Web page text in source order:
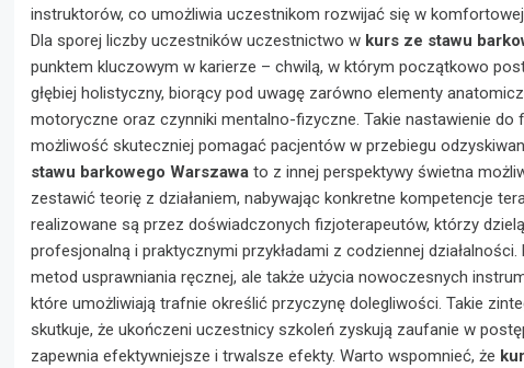
instruktorów, co umożliwia uczestnikom rozwijać się w
Dla sporej liczby uczestników uczestnictwo w kurs ze stawu
punktem kluczowym w karierze – chwilą, w którym początkowo
głębiej holistyczny, biorący pod uwagę zarówno elementy
motoryczne oraz czynniki mentalno-fizyczne. Takie nastawienie do
możliwość skuteczniej pomagać pacjentów w przebiegu
stawu barkowego Warszawa to z innej perspektywy świetna
zestawić teorię z działaniem, nabywając konkretne kompetencje
realizowane są przez doświadczonych fizjoterapeutów, którzy
profesjonalną i praktycznymi przykładami z codziennej
metod usprawniania ręcznej, ale także użycia nowoczesnych
które umożliwiają trafnie określić przyczynę dolegliwości. Takie
skutkuje, że ukończeni uczestnicy szkoleń zyskują zaufanie w
zapewnia efektywniejsze i trwalsze efekty. Warto wspomnieć, że